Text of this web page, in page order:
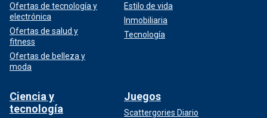
Ofertas de tecnología y
electrónica
Ofertas de salud y
fitness
Ofertas de belleza y
moda
Estilo de vida
Inmobiliaria
Tecnología
Ciencia y
tecnología
Juegos
Scattergories Diario